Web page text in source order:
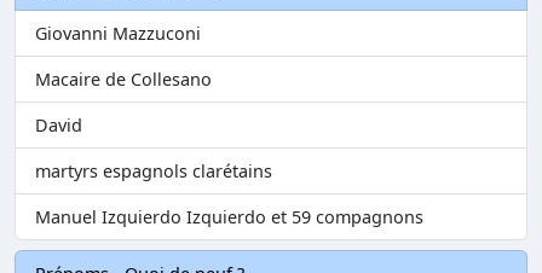
Giovanni Mazzuconi
Macaire de Collesano
David
martyrs espagnols clarétains
Manuel Izquierdo Izquierdo et 59 compagnons